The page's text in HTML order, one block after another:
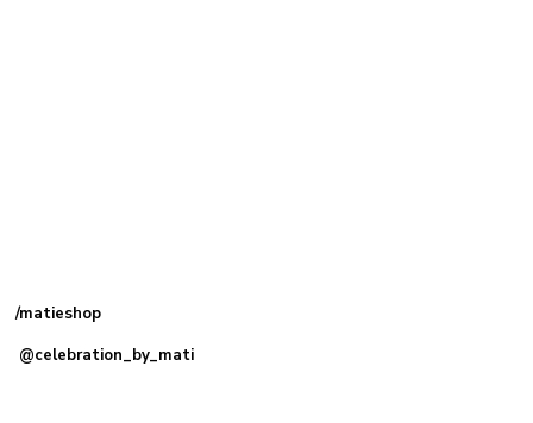
/matieshop
@celebration_by_mati